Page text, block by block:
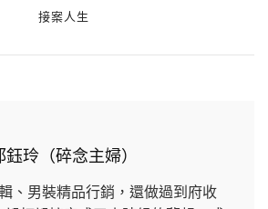
Categories
接案人生
鈺玲（碎念主婦）
、男裝精品行銷，還做過到府收